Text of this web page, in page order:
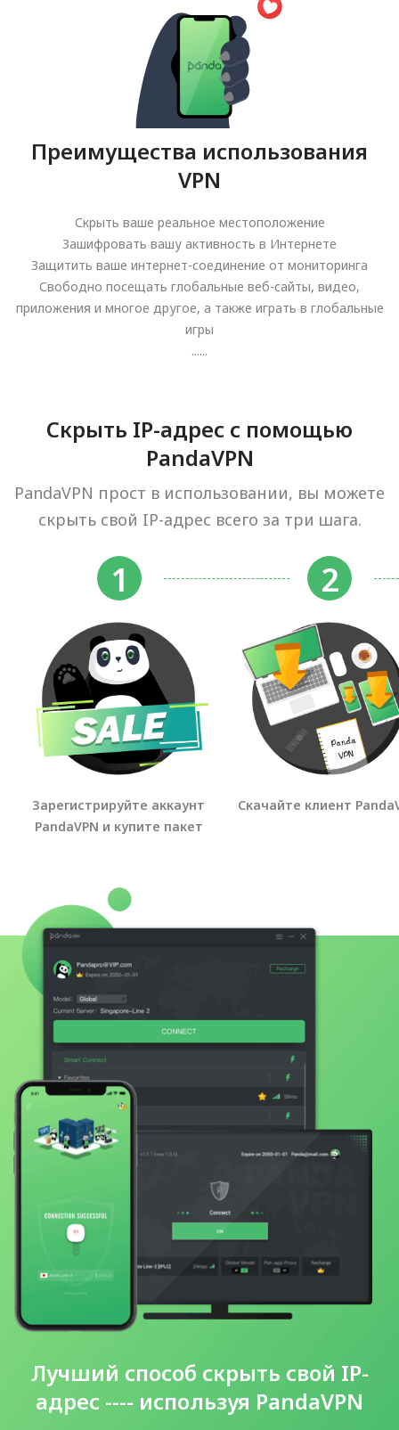
Преимущества использования
VPN
Скрыть ваше реальное местоположение
Зашифровать вашу активность в Интернете
Защитить ваше интернет-соединение от мониторинга
Свободно посещать глобальные веб-сайты, видео,
приложения и многое другое, а также играть в глобальные
игры
......
Скрыть IP-адрес с помощью
PandaVPN
PandaVPN прост в использовании, вы можете
скрыть свой IP-адрес всего за три шага.
Зарегистрируйте аккаунт
PandaVPN и купите пакет
Скачайте клиент
Лучший способ скрыть свой IP-
адрес ---- используя PandaVPN